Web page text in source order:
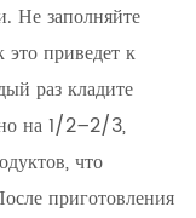
Не заполняйте
приведет к
раз кладите
на 1/2–2/3,
что
приготовления